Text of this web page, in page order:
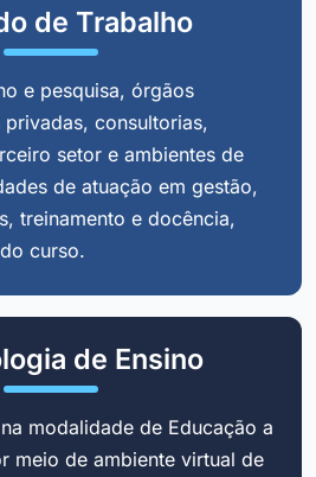
de Trabalho
e pesquisa, órgãos
consultorias,
setor e ambientes de
de atuação em gestão,
treinamento e docência,
curso.
de Ensino
modalidade de Educação a
meio de ambiente virtual de